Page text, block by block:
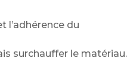
l’adhérence du
surchauffer le matériau.